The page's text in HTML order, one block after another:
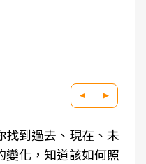
找到過去、現在、未
變化，知道該如何照